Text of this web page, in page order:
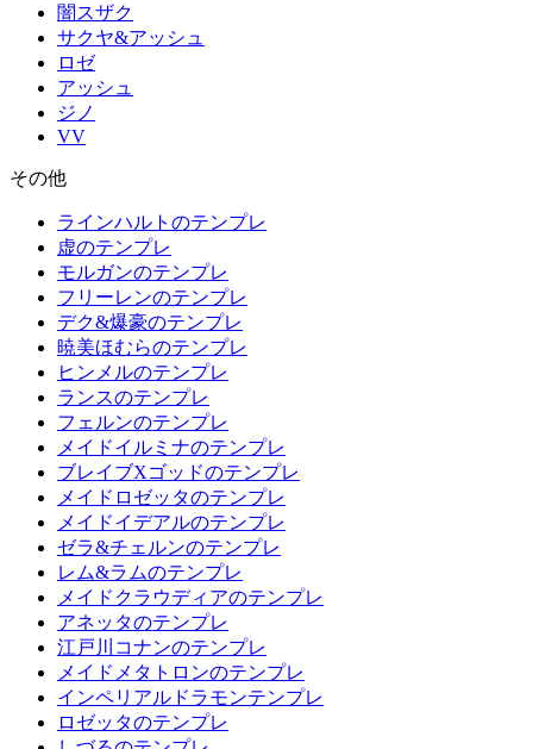
闇スザク
サクヤ&アッシュ
ロゼ
アッシュ
ジノ
VV
その他
ラインハルトのテンプレ
虚のテンプレ
モルガンのテンプレ
フリーレンのテンプレ
デク&爆豪のテンプレ
暁美ほむらのテンプレ
ヒンメルのテンプレ
ランスのテンプレ
フェルンのテンプレ
メイドイルミナのテンプレ
ブレイブXゴッドのテンプレ
メイドロゼッタのテンプレ
メイドイデアルのテンプレ
ゼラ&チェルンのテンプレ
レム&ラムのテンプレ
メイドクラウディアのテンプレ
アネッタのテンプレ
江戸川コナンのテンプレ
メイドメタトロンのテンプレ
インペリアルドラモンテンプレ
ロゼッタのテンプレ